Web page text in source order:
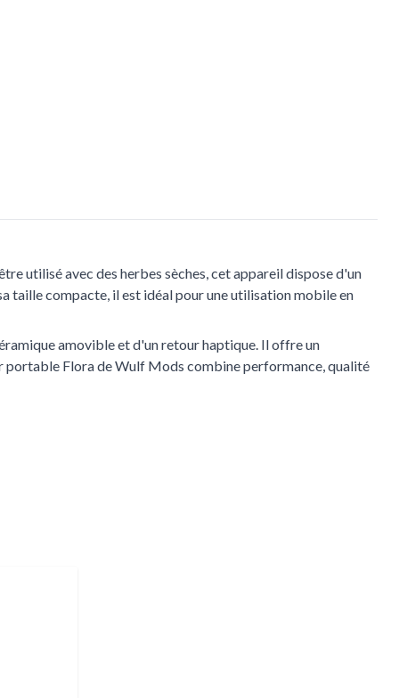
utilisé avec des herbes sèches, cet appareil dispose d'un
taille compacte, il est idéal pour une utilisation mobile en
amovible et d'un retour haptique. Il offre un
portable Flora de Wulf Mods combine performance, qualité